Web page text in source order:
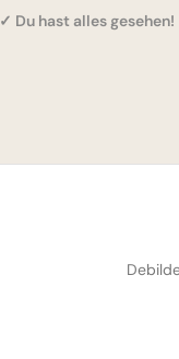
✓ Du hast alles gesehen!